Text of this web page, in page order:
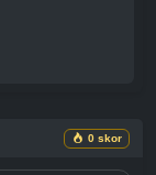
0 skor